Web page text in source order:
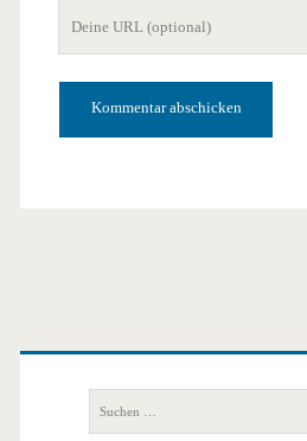
Adresse
Primäre
Seitenleiste
nach: